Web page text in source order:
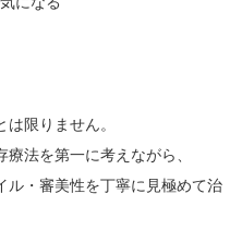
限りません。
法を第一に考えながら、
ル・審美性を丁寧に見極めて治